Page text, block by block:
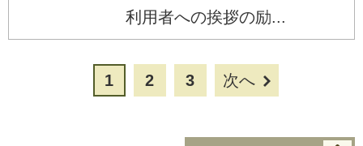
利用者への挨拶の励...
1 2 3 次へ